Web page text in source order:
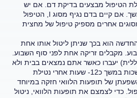
תחילת הטיפול מבצעים בדיקת דם. אם יש
תוצאות חיוביות, הטיפול יימשך. אם קיים בדם נגיף מסוג I, הטיפול
אחרים מספיק טיפול של מחצית
הוא בכך שניתן ליטול אותו אחת
מקבלים זריקה אחת לפני סוף השבוע.
יעברו כאשר אתם נמצאים בבית ולא
בעבודה. תופעות הלוואי נמשכות במשך כ12- שעות אחרי נטילת
של תופעות הלוואי חזקה במיוחד
כדי לצמצם את תופעות הלוואי, ניטול